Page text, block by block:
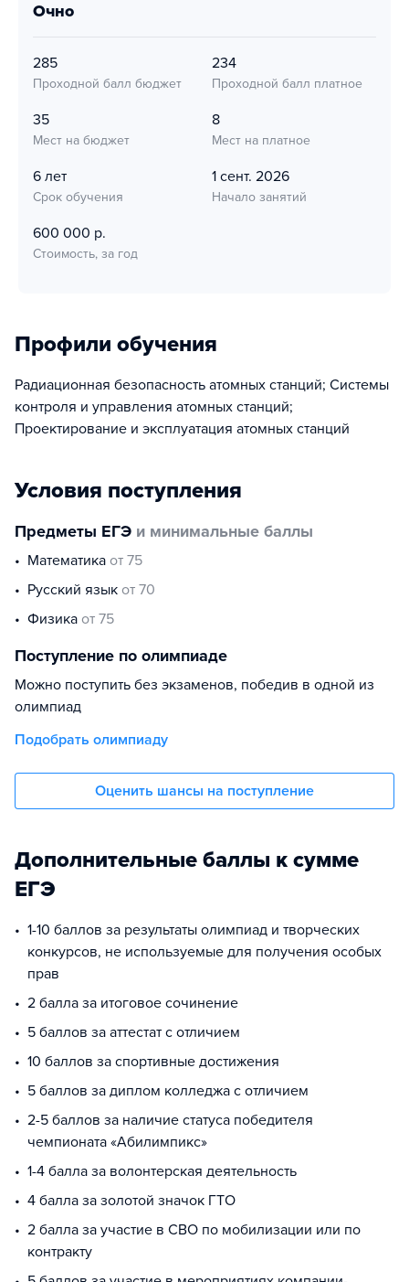
очно
285
Проходной балл бюджет
234
Проходной балл платное
35
Мест на бюджет
8
Мест на платное
6 лет
Срок обучения
1 сент. 2026
Начало занятий
600 000 р.
Стоимость, за год
Профили обучения
Радиационная безопасность атомных станций; Системы
контроля и управления атомных станций;
Проектирование и эксплуатация атомных станций
Условия поступления
Предметы ЕГЭ и минимальные баллы
математика от 75
русский язык от 70
физика от 75
Поступление по олимпиаде
Можно поступить без экзаменов, победив в одной из
олимпиад
Подобрать олимпиаду
Оценить шансы на поступление
Дополнительные баллы к сумме
ЕГЭ
1-10 баллов за результаты олимпиад и творческих
конкурсов, не используемые для получения особых
прав
2 балла за итоговое сочинение
5 баллов за аттестат с отличием
10 баллов за спортивные достижения
5 баллов за диплом колледжа с отличием
2-5 баллов за наличие статуса победителя
чемпионата «Абилимпикс»
1-4 балла за волонтерская деятельность
4 балла за золотой значок ГТО
2 балла за участие в СВО по мобилизации или по
контракту